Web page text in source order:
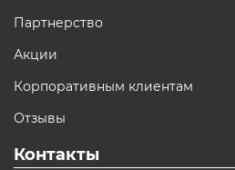
Партнерство
Акции
Корпоративным клиентам
Отзывы
Контакты